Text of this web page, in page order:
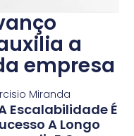
a
empresa
Miranda
Escalabilidade É
A Longo